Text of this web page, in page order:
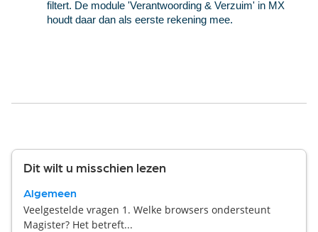
filtert. De module 'Verantwoording & Verzuim' in MX
houdt daar dan als eerste rekening mee.
Dit wilt u misschien lezen
Algemeen
Veelgestelde vragen 1. Welke browsers ondersteunt
Magister? Het betreft...